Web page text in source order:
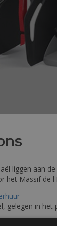
liggen aan
het Massif de
gelegen in